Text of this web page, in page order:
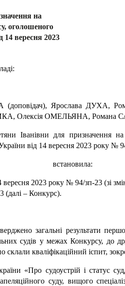
на
оголошеного
14 вересня 2023
(доповідач), Ярослава
Олексія ОМЕЛЬЯНА,
Іванівни для призначення
від 14 вересня 2023 року №
встановила:
вересня 2023 року № 94/зп-23 (зі
(далі – Конкурс).
загальні результати
судів у межах Конкурсу, до
склали кваліфікаційний іспит,
«Про судоустрій і статус
суду, вищого